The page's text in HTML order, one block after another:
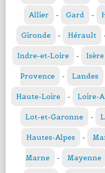
Allier - Gard -
Gironde - Hérault
Indre-et-Loire - Isère
Provence - Landes
Haute-Loire - Loire-
Lot-et-Garonne -
Hautes-Alpes -
Marne - Mayenne